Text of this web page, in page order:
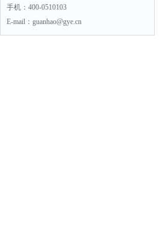
手机：400-0510103
E-mail：guanhao@gye.cn